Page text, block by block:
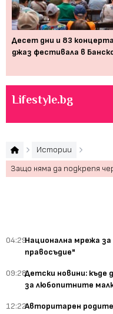
Десет дни и 83
джаз фестивала в
Lifestyle.bg
Истории
Защо няма да подкрепя
04:29Национална мрежа
правосъдие"
09:28Детски новини: къде
за любопитните
12:22Авторитарен